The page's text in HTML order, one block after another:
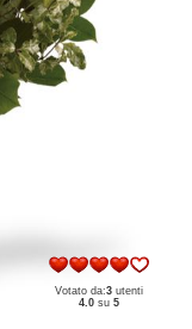
Votato da:3 utenti
4.0 su5